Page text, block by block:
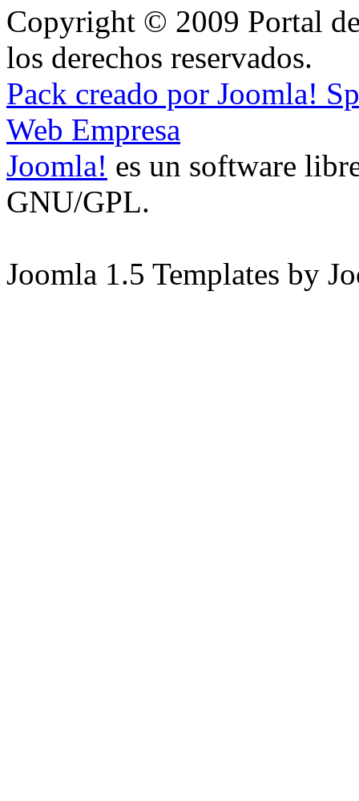
Copyright © 2009 Portal
los derechos reservados.
Pack creado por Joomla!
Web Empresa
Joomla! es un software
GNU/GPL.
Joomla 1.5 Templates by